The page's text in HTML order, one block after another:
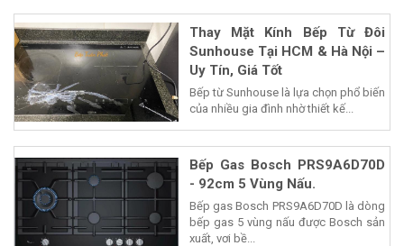
Thay Mặt Kính Bếp Từ Đôi
Sunhouse Tại HCM & Hà Nội –
Uy Tín, Giá Tốt
Bếp từ Sunhouse là lựa chọn phổ biến
của nhiều gia đình nhờ thiết kế...
Bếp Gas Bosch PRS9A6D70D
- 92cm 5 Vùng Nấu.
Bếp gas Bosch PRS9A6D70D là dòng
bếp gas 5 vùng nấu được Bosch sản
xuất, vơi bề...